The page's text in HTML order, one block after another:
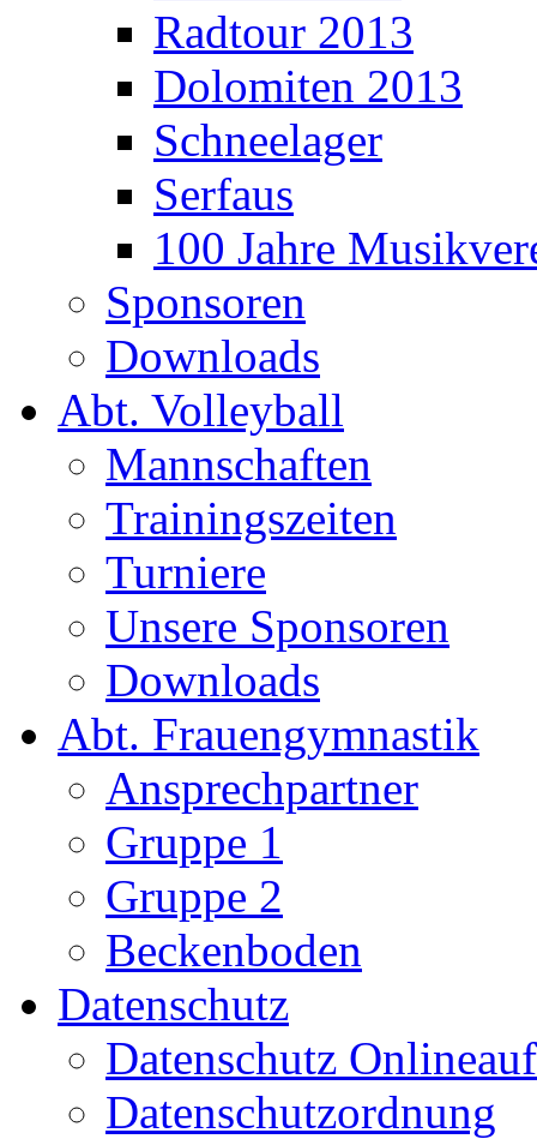
Radtour 2013
Dolomiten 2013
Schneelager
Serfaus
100 Jahre
Sponsoren
Downloads
Abt. Volleyball
Mannschaften
Trainingszeiten
Turniere
Unsere Sponsoren
Downloads
Abt. Frauengymnastik
Ansprechpartner
Gruppe 1
Gruppe 2
Beckenboden
Datenschutz
Datenschutz
Datenschutzordnung